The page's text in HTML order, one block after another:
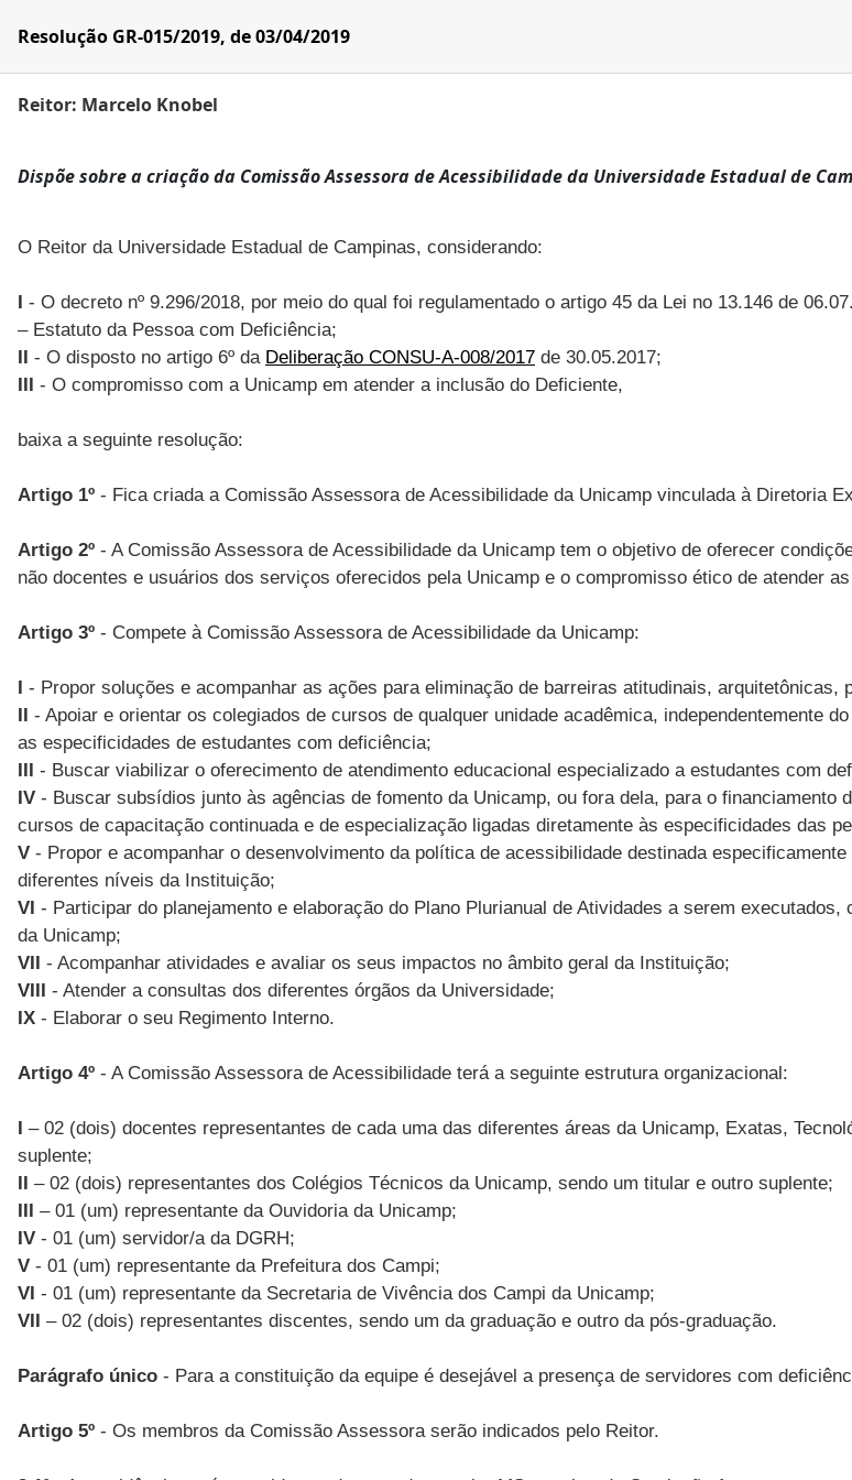
Resolução GR-015/2019, de 03/04/2019
Reitor: Marcelo Knobel
Dispõe sobre a criação da Comissão Assessora de Acessibilidade da Universidade Estadual de
O Reitor da Universidade Estadual de Campinas, considerando:
I - O decreto nº 9.296/2018, por meio do qual foi regulamentado o artigo 45 da Lei no 13.146 de
– Estatuto da Pessoa com Deficiência;
II - O disposto no artigo 6º da Deliberação CONSU-A-008/2017 de 30.05.2017;
III - O compromisso com a Unicamp em atender a inclusão do Deficiente,
baixa a seguinte resolução:
Artigo 1º - Fica criada a Comissão Assessora de Acessibilidade da Unicamp vinculada à Diretoria
Artigo 2º - A Comissão Assessora de Acessibilidade da Unicamp tem o objetivo de oferecer
não docentes e usuários dos serviços oferecidos pela Unicamp e o compromisso ético de atender
Artigo 3º - Compete à Comissão Assessora de Acessibilidade da Unicamp:
I - Propor soluções e acompanhar as ações para eliminação de barreiras atitudinais, arquitetônicas,
II - Apoiar e orientar os colegiados de cursos de qualquer unidade acadêmica, independentemente
as especificidades de estudantes com deficiência;
III - Buscar viabilizar o oferecimento de atendimento educacional especializado a estudantes com
IV - Buscar subsídios junto às agências de fomento da Unicamp, ou fora dela, para o
cursos de capacitação continuada e de especialização ligadas diretamente às especificidades das
V - Propor e acompanhar o desenvolvimento da política de acessibilidade destinada
diferentes níveis da Instituição;
VI - Participar do planejamento e elaboração do Plano Plurianual de Atividades a serem
da Unicamp;
VII - Acompanhar atividades e avaliar os seus impactos no âmbito geral da Instituição;
VIII - Atender a consultas dos diferentes órgãos da Universidade;
IX - Elaborar o seu Regimento Interno.
Artigo 4º - A Comissão Assessora de Acessibilidade terá a seguinte estrutura organizacional:
I – 02 (dois) docentes representantes de cada uma das diferentes áreas da Unicamp, Exatas,
suplente;
II – 02 (dois) representantes dos Colégios Técnicos da Unicamp, sendo um titular e outro suplente;
III – 01 (um) representante da Ouvidoria da Unicamp;
IV - 01 (um) servidor/a da DGRH;
V - 01 (um) representante da Prefeitura dos Campi;
VI - 01 (um) representante da Secretaria de Vivência dos Campi da Unicamp;
VII – 02 (dois) representantes discentes, sendo um da graduação e outro da pós-graduação.
Parágrafo único - Para a constituição da equipe é desejável a presença de servidores com
Artigo 5º - Os membros da Comissão Assessora serão indicados pelo Reitor.